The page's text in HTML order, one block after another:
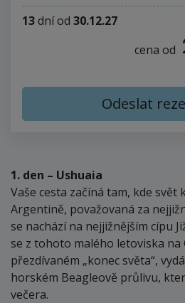
13dníod 30.12.27
cena od
Odeslat
1. den – Ushuaia
Vaše cesta začíná tam, kde svět
Argentině, považovaná za
se nachází na nejjižnějším cípu
se z tohoto malého letoviska na
přezdívaném „konec světa“,
horském Beagleově průlivu,
večera.